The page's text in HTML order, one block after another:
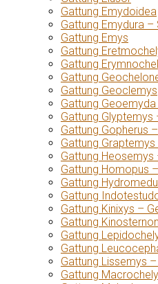
Gattung Emydoidea
Gattung Emydura
Gattung Emys
Gattung
Gattung
Gattung
Gattung Geoclemys
Gattung
Gattung
Gattung Gopherus
Gattung
Gattung
Gattung Homopus
Gattung
Gattung
Gattung Kinixys –
Gattung
Gattung
Gattung
Gattung Lissemys
Gattung